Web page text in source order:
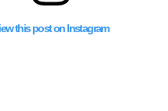
this post on Instagram